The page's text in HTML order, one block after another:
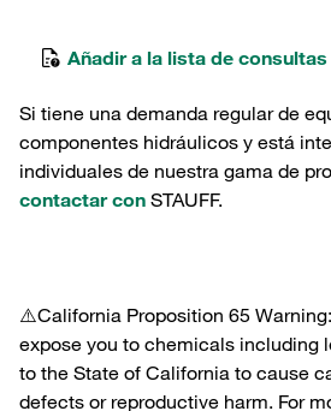
Añadir a la lista de consultas
Si tiene una demanda regular de
componentes hidráulicos y está
individuales de nuestra gama de
contactar con STAUFF.
⚠️California Proposition 65
expose you to chemicals including
to the State of California to cause
defects or reproductive harm. For